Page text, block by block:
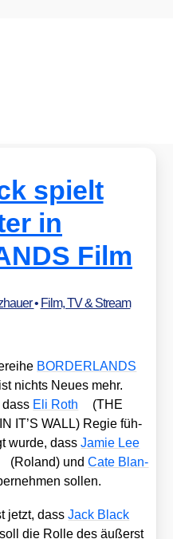
spielt
in
Film
• Film, TV & Stream
BORDERLANDS
nichts Neu­es mehr.
dass Eli Roth
(THE
IT’S WALL) Regie füh­
wur­de, dassJamie Lee
(Roland) undCate Blan­
sol­len.
jetzt, dassJack Black
die Rol­le des äußerst